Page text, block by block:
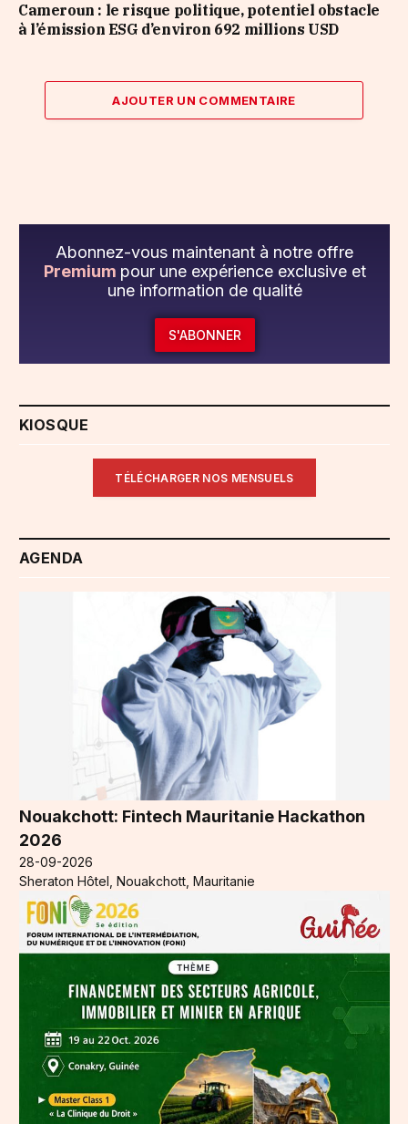
Cameroun : le risque politique, potentiel obstacle
à l’émission ESG d’environ 692 millions USD
AJOUTER UN COMMENTAIRE
Abonnez-vous maintenant à notre offre
Premium pour une expérience exclusive et
une information de qualité
S'ABONNER
KIOSQUE
TÉLÉCHARGER NOS MENSUELS
AGENDA
Nouakchott: Fintech Mauritanie Hackathon
2026
28-09-2026
Sheraton Hôtel, Nouakchott, Mauritanie